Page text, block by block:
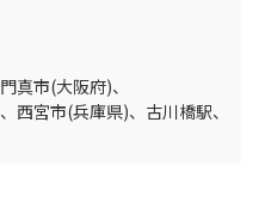
門真市(大阪府)、
、 西宮市(兵庫県)、 古川橋駅、